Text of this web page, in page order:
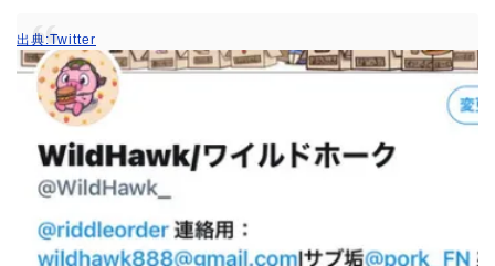
出典:Twitter